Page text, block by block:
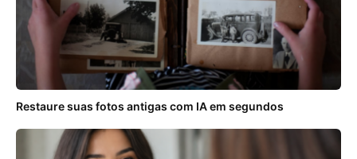
Restaure suas fotos antigas com IA em segundos